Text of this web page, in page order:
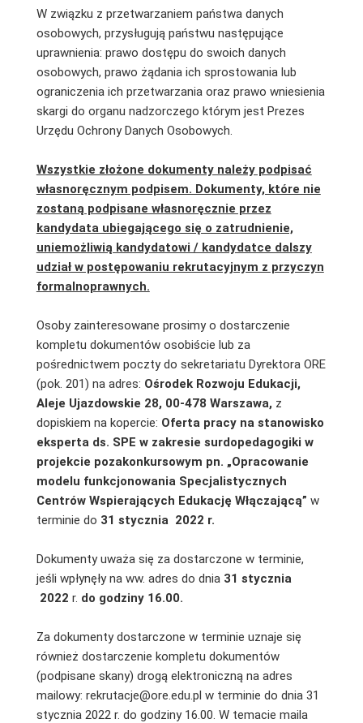
W związku z przetwarzaniem państwa danych
osobowych, przysługują państwu następujące
uprawnienia: prawo dostępu do swoich danych
osobowych, prawo żądania ich sprostowania lub
ograniczenia ich przetwarzania oraz prawo wniesienia
skargi do organu nadzorczego którym jest Prezes
Urzędu Ochrony Danych Osobowych.
Wszystkie złożone dokumenty należy podpisać
własnoręcznym podpisem. Dokumenty, które nie
zostaną podpisane własnoręcznie przez
kandydata ubiegającego się o zatrudnienie,
uniemożliwią kandydatowi / kandydatce dalszy
udział w postępowaniu rekrutacyjnym z przyczyn
formalnoprawnych.
Osoby zainteresowane prosimy o dostarczenie
kompletu dokumentów osobiście lub za
pośrednictwem poczty do sekretariatu Dyrektora ORE
(pok. 201) na adres: Ośrodek Rozwoju Edukacji,
Aleje Ujazdowskie 28, 00-478 Warszawa, z
dopiskiem na kopercie: Oferta pracy na stanowisko
eksperta ds. SPE w zakresie surdopedagogiki w
projekcie pozakonkursowym pn. „Opracowanie
modelu funkcjonowania Specjalistycznych
Centrów Wspierających Edukację Włączającą” w
terminie do 31 stycznia 2022 r.
Dokumenty uważa się za dostarczone w terminie,
jeśli wpłynęły na ww. adres do dnia 31 stycznia
2022 r. do godziny 16.00.
Za dokumenty dostarczone w terminie uznaje się
również dostarczenie kompletu dokumentów
(podpisane skany) drogą elektroniczną na adres
mailowy: rekrutacje@ore.edu.pl w terminie do dnia 31
stycznia 2022 r. do godziny 16.00. W temacie maila